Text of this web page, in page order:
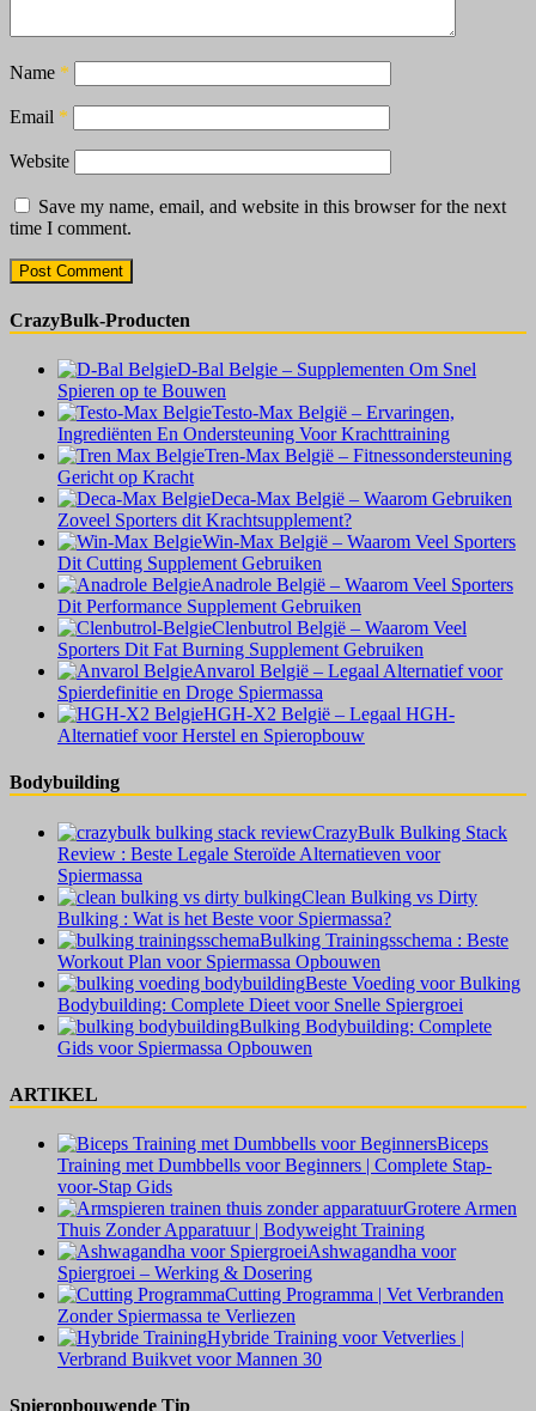
Name *
Email *
Website
Save my name, email, and website in this browser for the next
time I comment.
CrazyBulk-Producten
D-Bal Belgie – Supplementen Om Snel
Spieren op te Bouwen
Testo-Max België – Ervaringen,
Ingrediënten En Ondersteuning Voor Krachttraining
Tren-Max België – Fitnessondersteuning
Gericht op Kracht
Deca-Max België – Waarom Gebruiken
Zoveel Sporters dit Krachtsupplement?
Win-Max België – Waarom Veel Sporters
Dit Cutting Supplement Gebruiken
Anadrole België – Waarom Veel Sporters
Dit Performance Supplement Gebruiken
Clenbutrol België – Waarom Veel
Sporters Dit Fat Burning Supplement Gebruiken
Anvarol België – Legaal Alternatief voor
Spierdefinitie en Droge Spiermassa
HGH-X2 België – Legaal HGH-
Alternatief voor Herstel en Spieropbouw
Bodybuilding
CrazyBulk Bulking Stack
Review : Beste Legale Steroïde Alternatieven voor
Spiermassa
Clean Bulking vs Dirty
Bulking : Wat is het Beste voor Spiermassa?
Bulking Trainingsschema : Beste
Workout Plan voor Spiermassa Opbouwen
Beste Voeding voor Bulking
Bodybuilding: Complete Dieet voor Snelle Spiergroei
Bulking Bodybuilding: Complete
Gids voor Spiermassa Opbouwen
ARTIKEL
Biceps
Training met Dumbbells voor Beginners | Complete Stap-
voor-Stap Gids
Grotere Armen
Thuis Zonder Apparatuur | Bodyweight Training
Ashwagandha voor
Spiergroei – Werking & Dosering
Cutting Programma | Vet Verbranden
Zonder Spiermassa te Verliezen
Hybride Training voor Vetverlies |
Verbrand Buikvet voor Mannen 30
Spieropbouwende Tip